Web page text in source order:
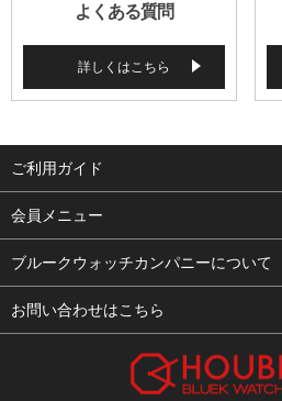
よくある質問
詳しくはこちら
ご利用ガイド
よくある質問
支払い・送料
修理依頼
会員メニュー
ログイン
お気に入り
ブルークウォッチカンパニーについて
会社概要
お問い合わせはこちら